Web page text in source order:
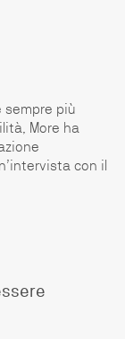
sempre più
More ha
con il